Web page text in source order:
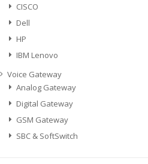
CISCO
Dell
HP
IBM Lenovo
Voice Gateway
Analog Gateway
Digital Gateway
GSM Gateway
SBC & SoftSwitch